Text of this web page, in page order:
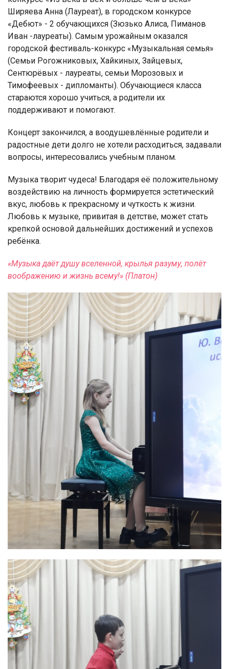
Ширяева Анна (Лауреат), в городском конкурсе
«Дебют» - 2 обучающихся (Зюзько Алиса, Пиманов
Иван -лауреаты). Самым урожайным оказался
городской фестиваль-конкурс «Музыкальная семья»
(Семьи Рогожниковых, Хайкиных, Зайцевых,
Сентюрёвых - лауреаты, семьи Морозовых и
Тимофеевых - дипломанты). Обучающиеся класса
стараются хорошо учиться, а родители их
поддерживают и помогают.
Концерт закончился, а воодушевлённые родители и
радостные дети долго не хотели расходиться, задавали
вопросы, интересовались учебным планом.
Музыка творит чудеса! Благодаря её положительному
воздействию на личность формируется эстетический
вкус, любовь к прекрасному и чуткость к жизни.
Любовь к музыке, привитая в детстве, может стать
крепкой основой дальнейших достижений и успехов
ребёнка.
«Музыка даёт душу вселенной, крылья разуму, полёт
воображению и жизнь всему!» (Платон)